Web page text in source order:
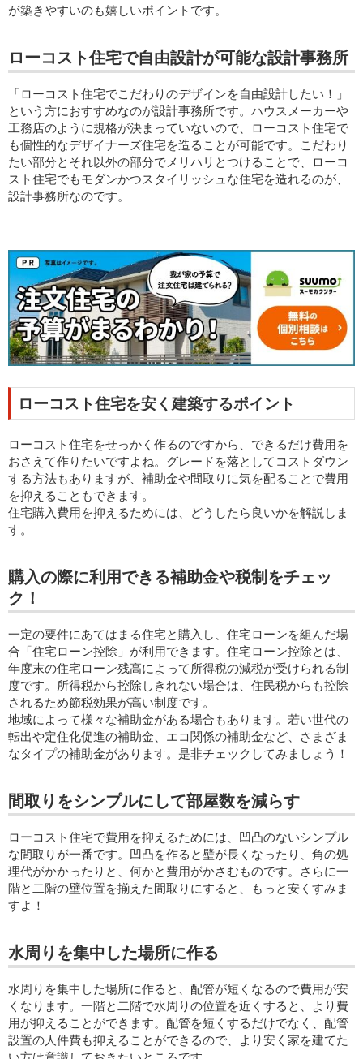
が築きやすいのも嬉しいポイントです。
ローコスト住宅で自由設計が可能な設計事務所
「ローコスト住宅でこだわりのデザインを自由設計したい！」
という方におすすめなのが設計事務所です。ハウスメーカーや
工務店のように規格が決まっていないので、ローコスト住宅で
も個性的なデザイナーズ住宅を造ることが可能です。こだわり
たい部分とそれ以外の部分でメリハリとつけることで、ローコ
スト住宅でもモダンかつスタイリッシュな住宅を造れるのが、
設計事務所なのです。
ローコスト住宅を安く建築するポイント
ローコスト住宅をせっかく作るのですから、できるだけ費用を
おさえて作りたいですよね。グレードを落としてコストダウン
する方法もありますが、補助金や間取りに気を配ることで費用
を抑えることもできます。
住宅購入費用を抑えるためには、どうしたら良いかを解説しま
す。
購入の際に利用できる補助金や税制をチェッ
ク！
一定の要件にあてはまる住宅と購入し、住宅ローンを組んだ場
合「住宅ローン控除」が利用できます。住宅ローン控除とは、
年度末の住宅ローン残高によって所得税の減税が受けられる制
度です。所得税から控除しきれない場合は、住民税からも控除
されるため節税効果が高い制度です。
地域によって様々な補助金がある場合もあります。若い世代の
転出や定住化促進の補助金、エコ関係の補助金など、さまざま
なタイプの補助金があります。是非チェックしてみましょう！
間取りをシンプルにして部屋数を減らす
ローコスト住宅で費用を抑えるためには、凹凸のないシンプル
な間取りが一番です。凹凸を作ると壁が長くなったり、角の処
理代がかかったりと、何かと費用がかさむものです。さらに一
階と二階の壁位置を揃えた間取りにすると、もっと安くすみま
すよ！
水周りを集中した場所に作る
水周りを集中した場所に作ると、配管が短くなるので費用が安
くなります。一階と二階で水周りの位置を近くすると、より費
用が抑えることができます。配管を短くするだけでなく、配管
設置の人件費も抑えることができるので、より安く家を建てた